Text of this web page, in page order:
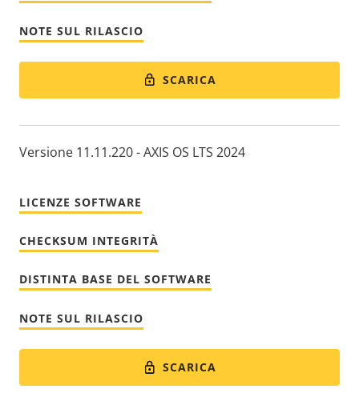
NOTE SUL RILASCIO
SCARICA
Versione 11.11.220 - AXIS OS LTS 2024
LICENZE SOFTWARE
CHECKSUM INTEGRITÀ
DISTINTA BASE DEL SOFTWARE
NOTE SUL RILASCIO
SCARICA